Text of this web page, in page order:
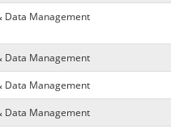
Data Management
Data Management
Data Management
Data Management